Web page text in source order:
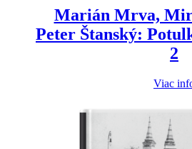
Marián Mrva,
Peter Štanský:
2
Viac